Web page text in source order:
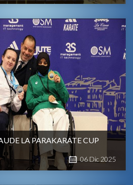
LA PARAKARATE CUP
06 Dic 2025